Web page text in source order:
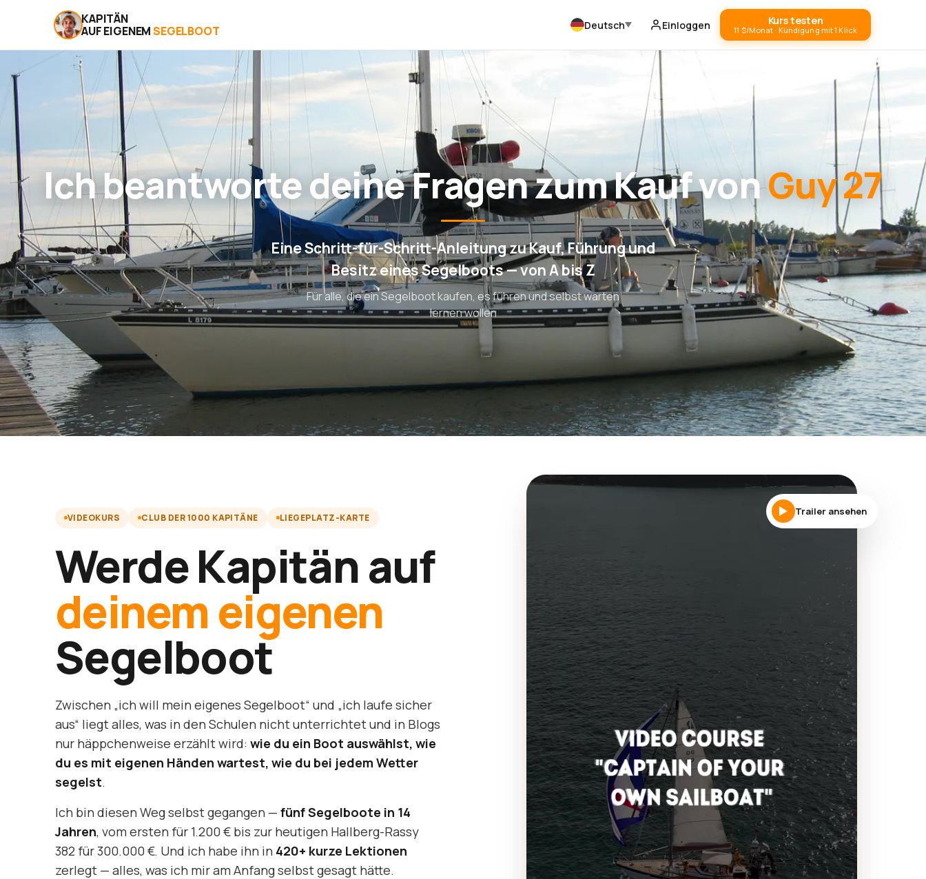
KAPITÄN
AUF EIGENEMSEGELBOOT Deutsch Einloggen Kurs testen
11 $/Monat · Kündigung mit 1 Klick
Ich beantworte deine Fragen zum Kauf vonGuy 27
Eine Schritt-für-Schritt-Anleitung zu Kauf, Führung und
Besitz eines Segelboots — von A bis Z
Für alle, die ein Segelboot kaufen, es führen und selbst warten
lernen wollen
VIDEOKURS CLUB DER 1000 KAPITÄNE LIEGEPLATZ-KARTE
Werde Kapitän auf
deinem eigenen
Segelboot
Zwischen „ich will mein eigenes Segelboot“ und „ich laufe sicher
aus“ liegt alles, was in den Schulen nicht unterrichtet und in Blogs
nur häppchenweise erzählt wird: wie du ein Boot auswählst, wie
du es mit eigenen Händen wartest, wie du bei jedem Wetter
segelst.
Ich bin diesen Weg selbst gegangen — fünf Segelboote in 14
Jahren, vom ersten für 1.200 € bis zur heutigen Hallberg-Rassy
382 für 300.000 €. Und ich habe ihn in 420+ kurze Lektionen
zerlegt — alles, was ich mir am Anfang selbst gesagt hätte.
Trailer ansehen